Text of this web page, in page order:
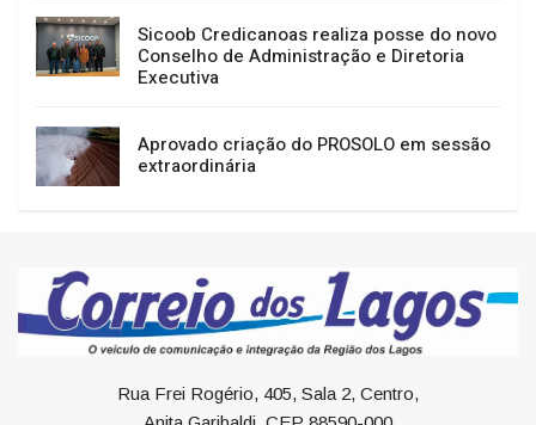
Sicoob Credicanoas realiza posse do novo
Conselho de Administração e Diretoria
Executiva
Aprovado criação do PROSOLO em sessão
extraordinária
Rua Frei Rogério, 405, Sala 2, Centro,